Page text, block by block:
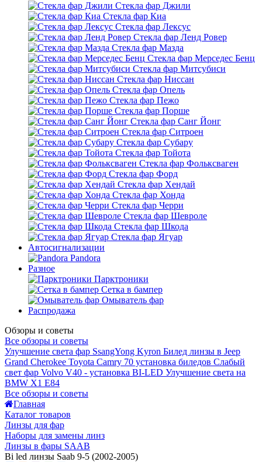
Стекла фар Джили
Стекла фар Киа
Стекла фар Лексус
Стекла фар Ленд Ровер
Стекла фар Мазда
Стекла фар Мерседес Бенц
Стекла фар Митсубиси
Стекла фар Ниссан
Стекла фар Опель
Стекла фар Пежо
Стекла фар Порше
Стекла фар Санг Йонг
Стекла фар Ситроен
Стекла фар Субару
Стекла фар Тойота
Стекла фар Фольксваген
Стекла фар Форд
Стекла фар Хендай
Стекла фар Хонда
Стекла фар Черри
Стекла фар Шевроле
Стекла фар Шкода
Стекла фар Ягуар
Автосигнализации
Pandora
Разное
Парктроники
Сетка в бампер
Омыватель фар
Распродажа
Обзоры и советы
Все обзоры и советы
Улучшение света фар SsangYong Kyron Билед линзы в Jeep
Grand Cherokee Toyota Camry 70 установка биледов Слабый
свет фар Volvo V40 - установка BI-LED Улучшение света на
BMW X1 E84
Все обзоры и советы
Главная
Каталог товаров
Линзы для фар
Наборы для замены линз
Линзы в фары SAAB
Bi led линзы Saab 9-5 (2002-2005)